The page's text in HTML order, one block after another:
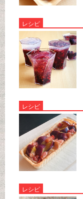
レシピ
レシピ
レシピ